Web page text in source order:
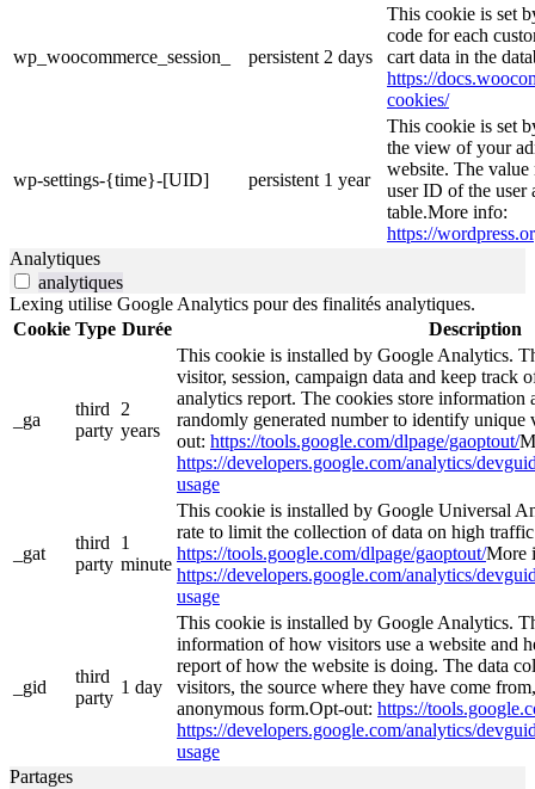
wp_woocommerce_session_ persistent 2 days
This cookie is set
code for each
cart data in the
https://
cookies/
wp-settings-{time}-[UID] persistent 1 year
This cookie is set
the view of your
website. The
user ID of the user
table.More info:
https://
Analytiques
analytiques
Lexing utilise Google Analytics pour des finalités analytiques.
Cookie Type Durée Description
_ga
third
party
2
years
This cookie is installed by Google Analytics.
visitor, session, campaign data and keep track
analytics report. The cookies store information
randomly generated number to identify unique
out: https://tools.google.com/dlpage/gaoptout/
https://developers.google.com/analytics/
usage
_gat
third
party
1
minute
This cookie is installed by Google Universal
rate to limit the collection of data on high
https://tools.google.com/dlpage/gaoptout/More
https://developers.google.com/analytics/
usage
_gid
third
party
1 day
This cookie is installed by Google Analytics.
information of how visitors use a website and
report of how the website is doing. The data
visitors, the source where they have come
anonymous form.Opt-out: https://
https://developers.google.com/analytics/
usage
Partages